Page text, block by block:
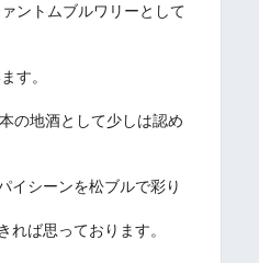
ントムブルワリーとして
す。
の地酒として少しは認め
イシーンを松ブルで彩り
ば思っております。